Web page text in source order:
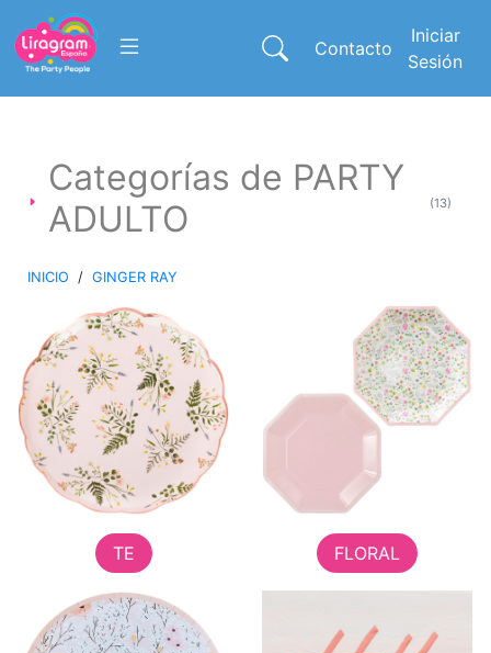
Contacto
Iniciar
Sesión
Categorías de PARTY
ADULTO
(13)
INICIO / GINGER RAY
TE FLORAL